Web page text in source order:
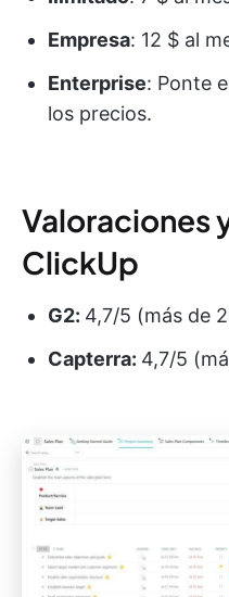
Empresa: 12 $ al
Enterprise: Ponte
los precios.
Valoraciones
ClickUp
G2: 4,7/5 (más de
Capterra: 4,7/5